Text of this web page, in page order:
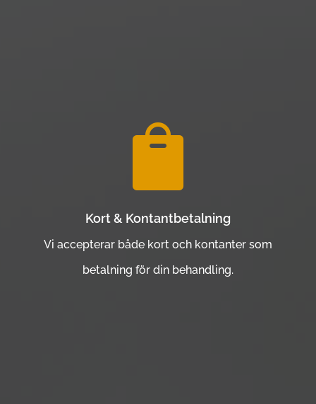

Kort & Kontantbetalning
Vi accepterar både kort och kontanter som
betalning för din behandling.